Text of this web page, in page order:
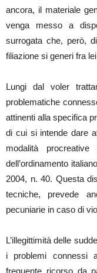
ancora, il materiale
venga messo a
surrogata che, però,
filiazione si generi fra
Lungi dal voler
problematiche
attinenti alla specifica
di cui si intende dare
modalità procreative
dell’ordinamento
2004, n. 40. Questa
tecniche, prevede
pecuniarie in caso di
L’illegittimità delle
i problemi connessi
frequente ricorso da